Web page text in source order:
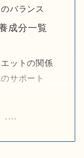
バランス
成分一覧
ットの関係
サポート